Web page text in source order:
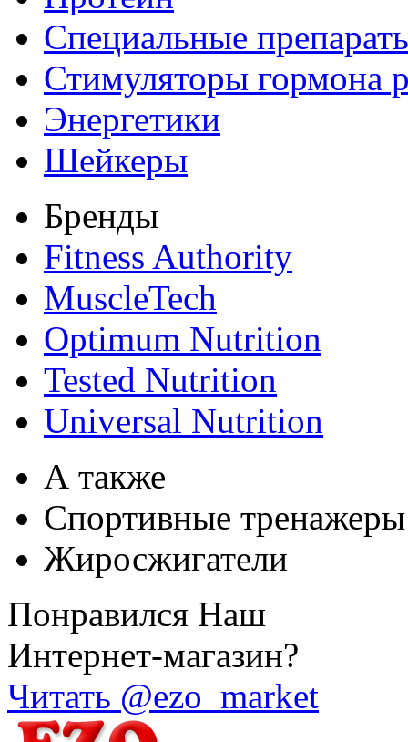
Специальные
Стимуляторы гормона
Энергетики
Шейкеры
Бренды
Fitness Authority
MuscleTech
Optimum Nutrition
Tested Nutrition
Universal Nutrition
А также
Спортивные тренажеры
Жиросжигатели
Понравился Наш
Интернет-магазин?
Читать @ezo_market